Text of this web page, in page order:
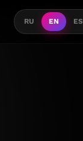
RU EN ES